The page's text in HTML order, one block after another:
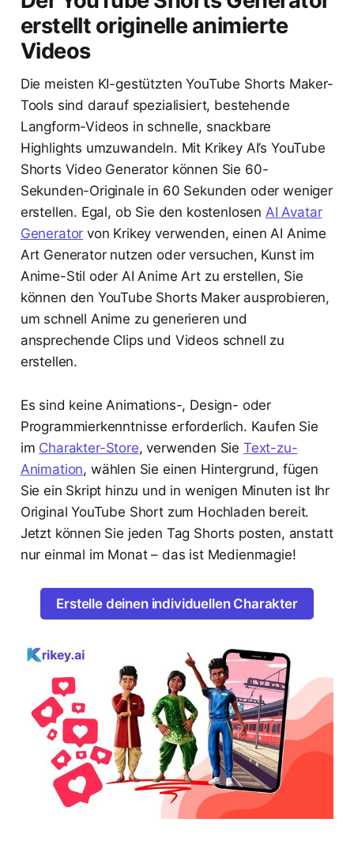
erstellt originelle animierte
Videos
Die meisten KI-gestützten YouTube Shorts Maker-
Tools sind darauf spezialisiert, bestehende
Langform-Videos in schnelle, snackbare
Highlights umzuwandeln. Mit Krikey AI’s YouTube
Shorts Video Generator können Sie 60-
Sekunden-Originale in 60 Sekunden oder weniger
erstellen. Egal, ob Sie den kostenlosen AI Avatar
Generator von Krikey verwenden, einen AI Anime
Art Generator nutzen oder versuchen, Kunst im
Anime-Stil oder AI Anime Art zu erstellen, Sie
können den YouTube Shorts Maker ausprobieren,
um schnell Anime zu generieren und
ansprechende Clips und Videos schnell zu
erstellen.
Es sind keine Animations-, Design- oder
Programmierkenntnisse erforderlich. Kaufen Sie
im Charakter-Store, verwenden Sie Text-zu-
Animation, wählen Sie einen Hintergrund, fügen
Sie ein Skript hinzu und in wenigen Minuten ist Ihr
Original YouTube Short zum Hochladen bereit.
Jetzt können Sie jeden Tag Shorts posten, anstatt
nur einmal im Monat – das ist Medienmagie!
Erstelle deinen individuellen Charakter